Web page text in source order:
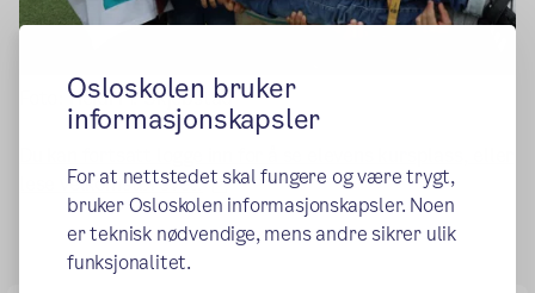
Osloskolen bruker
informasjonskapsler
For at nettstedet skal fungere og være trygt,
bruker Osloskolen informasjonskapsler. Noen
er teknisk nødvendige, mens andre sikrer ulik
funksjonalitet.
Foto: Heidi M. Skjebstad
lese velkomstbrevet.
(ekstern lenke)